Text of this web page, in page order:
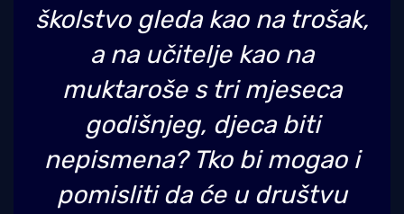
školstvo gleda kao na trošak,
a na učitelje kao na
muktaroše s tri mjeseca
godišnjeg, djeca biti
nepismena? Tko bi mogao i
pomisliti da će u društvu